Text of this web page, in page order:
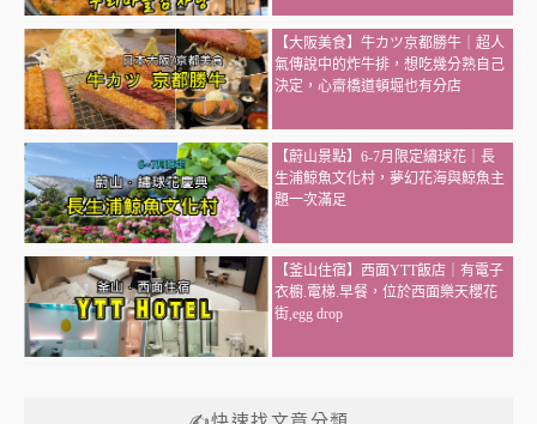
【大阪美食】牛カツ京都勝牛｜超人
氣傳說中的炸牛排，想吃幾分熟自己
決定，心齋橋道頓堀也有分店
【蔚山景點】6-7月限定繡球花｜長
生浦鯨魚文化村，夢幻花海與鯨魚主
題一次滿足
【釜山住宿】西面YTT飯店｜有電子
衣櫥.電梯.早餐，位於西面樂天櫻花
街,egg drop